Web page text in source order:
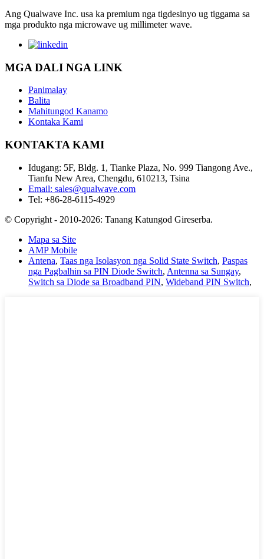
Ang Qualwave Inc. usa ka premium nga tigdesinyo ug tiggama sa
mga produkto nga microwave ug millimeter wave.
MGA DALI NGA LINK
Panimalay
Balita
Mahitungod Kanamo
Kontaka Kami
KONTAKTA KAMI
Idugang: 5F, Bldg. 1, Tianke Plaza, No. 999 Tiangong Ave.,
Tianfu New Area, Chengdu, 610213, Tsina
Email: sales@qualwave.com
Tel: +86-28-6115-4929
© Copyright - 2010-2026: Tanang Katungod Gireserba.
Mapa sa Site
AMP Mobile
Antena, Taas nga Isolasyon nga Solid State Switch, Paspas
nga Pagbalhin sa PIN Diode Switch, Antenna sa Sungay,
Switch sa Diode sa Broadband PIN, Wideband PIN Switch,